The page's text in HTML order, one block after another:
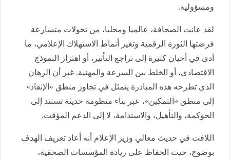
ومسؤولية.
لقد عانت الصحافة، عالميا ومحليا، من تحولات متسارعة
فرضتها الثورة الرقمية وتغير أنماط الاستهلاك الإعلامي، ما
أدى في أحيان كثيرة إلى تراجع التأثير، أو اهتزاز النموذج
الاقتصادي، أو الخلط بين السرعة والمهنية. غير أن الرهان
الذي تطرحه هذه المبادرة يتمثل في تجاوز منطق «الإنقاذ»
إلى منطق «التمكين»، عبر بناء منظومة حديثة تستند إلى
الحوكمة، والتأهيل، والاستدامة، لا إلى الدعم المؤقت.
اللافت في حديث معالي وزير الإعلام أنه أعاد تعريف الهدف
بوضوح، حيث الحفاظ على ريادة المؤسسات الصحفية،